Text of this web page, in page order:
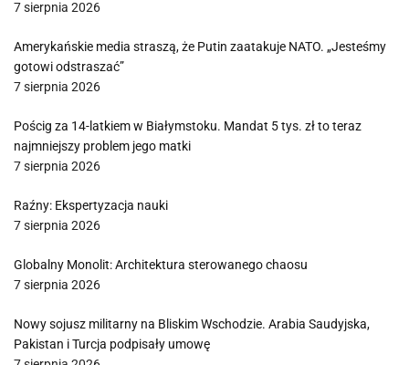
7 sierpnia 2026
Amerykańskie media straszą, że Putin zaatakuje NATO. „Jesteśmy
gotowi odstraszać”
7 sierpnia 2026
Pościg za 14-latkiem w Białymstoku. Mandat 5 tys. zł to teraz
najmniejszy problem jego matki
7 sierpnia 2026
Raźny: Ekspertyzacja nauki
7 sierpnia 2026
Globalny Monolit: Architektura sterowanego chaosu
7 sierpnia 2026
Nowy sojusz militarny na Bliskim Wschodzie. Arabia Saudyjska,
Pakistan i Turcja podpisały umowę